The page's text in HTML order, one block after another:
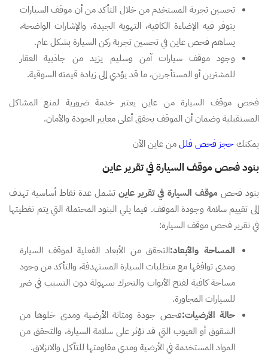
تحسين تجربة المستخدم من خلال التأكد من أن موقف السيارات
يتوفر فيه الإضاءة الكافية، التهوية الجيدة، والإشارات الواضحة،
يساهم فحص عاين في تحسين تجربة ركن السيارة بشكل عام.
وجود موقف سيارات آمن وسليم يزيد من جاذبية العقار
للمشترين أو المستأجرين، ما قد يؤدي إلى زيادة قيمته السوقية.
فحص موقف السيارة من عاين يعتبر خدمة ضرورية لمنع المشاكل
المستقبلية وضمان أن الموقف يحقق أعلى معايير الجودة والأمان.
يمكنكحجز فحص فللمن عاين الآن
بنود فحص موقف السيارة في تقرير عاين
بنود فحص موقف السيارة في تقرير عاين تشمل عدة نقاط أساسية تهدف
إلى تقييم سلامة وجودة الموقف. فيما يلي البنود المحتملة التي يتم تغطيتها
في تقرير فحص موقف السيارة:
المساحة والأبعاد:التحقق من الأبعاد الفعلية لموقف السيارة
ومدى توافقها مع متطلبات السيارة المستهدفة، والتأكد من وجود
مساحة كافية لفتح الأبواب والتحرك بسهولة دون التسبب في ضرر
للسيارات المجاورة.
حالة الأرضيات:فحص جودة ومتانة الأرضية ومدى خلوها من
الشقوق أو العيوب التي قد تؤثر على سلامة السيارة، والتحقق من
المواد المستخدمة في الأرضية ومدى مقاومتها للتآكل والانزلاق.